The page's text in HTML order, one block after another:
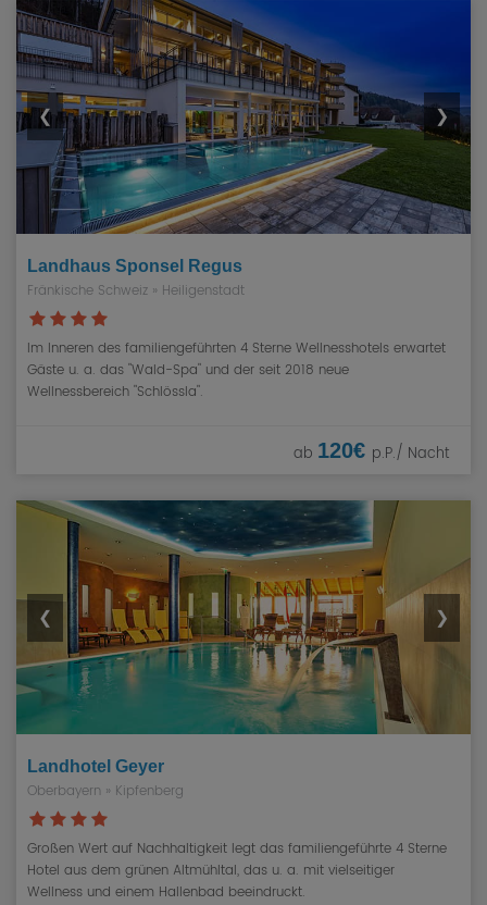
❮ ❯
Landhaus Sponsel Regus
Fränkische Schweiz » Heiligenstadt
Im Inneren des familiengeführten 4 Sterne Wellnesshotels erwartet
Gäste u. a. das "Wald-Spa" und der seit 2018 neue
Wellnessbereich "Schlössla".
ab 120€ p.P./ Nacht
❮ ❯
Landhotel Geyer
Oberbayern » Kipfenberg
Großen Wert auf Nachhaltigkeit legt das familiengeführte 4 Sterne
Hotel aus dem grünen Altmühltal, das u. a. mit vielseitiger
Wellness und einem Hallenbad beeindruckt.